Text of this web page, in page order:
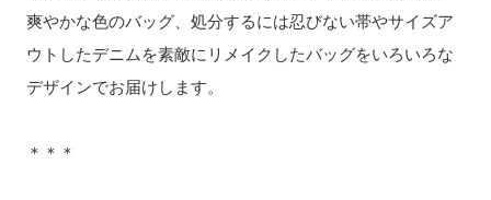
爽やかな色のバッグ、処分するには忍びない帯やサイズア
ウトしたデニムを素敵にリメイクしたバッグをいろいろな
デザインでお届けします。
＊＊＊